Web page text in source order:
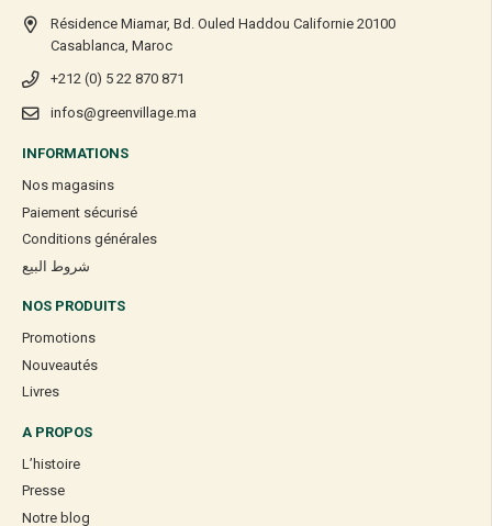
Résidence Miamar, Bd. Ouled Haddou Californie 20100
Casablanca, Maroc
+212 (0) 5 22 870 871
infos@greenvillage.ma
INFORMATIONS
Nos magasins
Paiement sécurisé
Conditions générales
شروط البيع
NOS PRODUITS
Promotions
Nouveautés
Livres
A PROPOS
L’histoire
Presse
Notre blog